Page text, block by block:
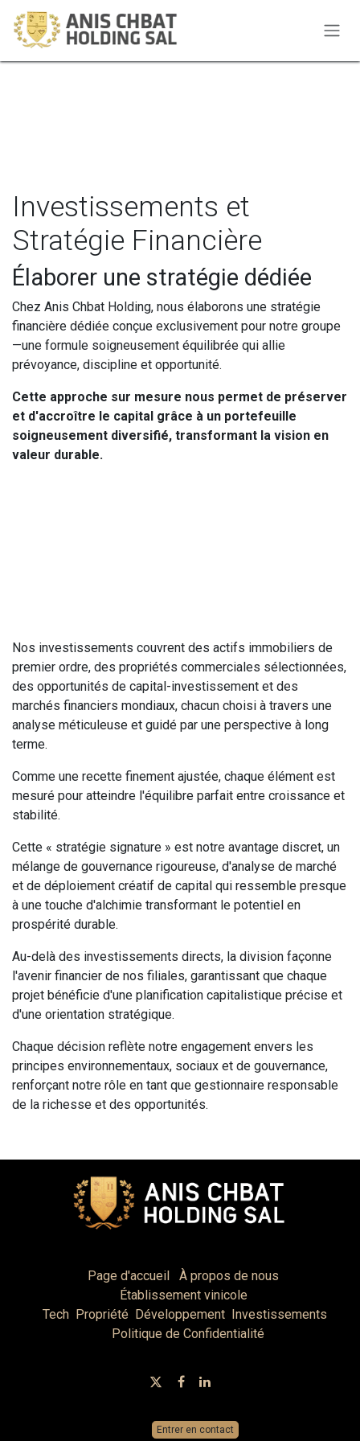
Se rendre au contenu
Investissements et
Stratégie Financière
Élaborer une stratégie dédiée
Chez Anis Chbat Holding, nous élaborons une stratégie
financière dédiée conçue exclusivement pour notre groupe
—une formule soigneusement équilibrée qui allie
prévoyance, discipline et opportunité.
Cette approche sur mesure nous permet de préserver
et d'accroître le capital grâce à un portefeuille
soigneusement diversifié, transformant la vision en
valeur durable.
Nos investissements couvrent des actifs immobiliers de
premier ordre, des propriétés commerciales sélectionnées,
des opportunités de capital-investissement et des
marchés financiers mondiaux, chacun choisi à travers une
analyse méticuleuse et guidé par une perspective à long
terme.
Comme une recette finement ajustée, chaque élément est
mesuré pour atteindre l'équilibre parfait entre croissance et
stabilité.
Cette « stratégie signature » est notre avantage discret, un
mélange de gouvernance rigoureuse, d'analyse de marché
et de déploiement créatif de capital qui ressemble presque
à une touche d'alchimie transformant le potentiel en
prospérité durable.
Au-delà des investissements directs, la division façonne
l'avenir financier de nos filiales, garantissant que chaque
projet bénéficie d'une planification capitalistique précise et
d'une orientation stratégique.
Chaque décision reflète notre engagement envers les
principes environnementaux, sociaux et de gouvernance,
renforçant notre rôle en tant que gestionnaire responsable
de la richesse et des opportunités.
Page d'accueil
À propos de nous
Établissement vinicole
Tech Propriété Développement Investissements
Politique de Confidentialité
Entrer en contact